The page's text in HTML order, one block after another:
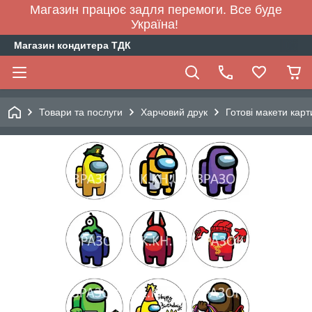
Магазин працює задля перемоги. Все буде
Україна!
Магазин кондитера ТДК
Товари та послуги Харчовий друк Готові макети